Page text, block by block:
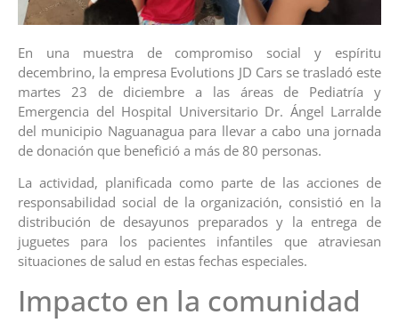
En una muestra de compromiso social y espíritu
decembrino, la empresa Evolutions JD Cars se trasladó este
martes 23 de diciembre a las áreas de Pediatría y
Emergencia del Hospital Universitario Dr. Ángel Larralde
del municipio Naguanagua para llevar a cabo una jornada
de donación que benefició a más de 80 personas.
​La actividad, planificada como parte de las acciones de
responsabilidad social de la organización, consistió en la
distribución de desayunos preparados y la entrega de
juguetes para los pacientes infantiles que atraviesan
situaciones de salud en estas fechas especiales.
​Impacto en la comunidad